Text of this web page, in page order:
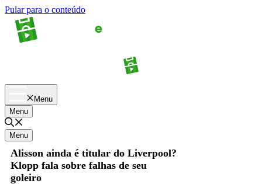
Pular para o conteúdo
Menu
Menu
Menu
Alisson ainda é titular do Liverpool?
Klopp fala sobre falhas de seu
goleiro